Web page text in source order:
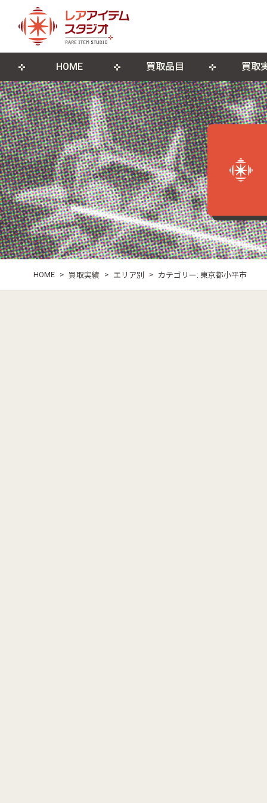
HOME 買取品目
ゲームソフト ゲーム機本
DVD・Blu-ray レコード
ポスター・紙モノ
買取
来店買取について 宅配買取につ
遺品整理・生前整理
店舗概要 ブログ
古物営業法に基づく表記
HOME > 買取実績 > エリア別 > カテゴリー: 東京都小平市